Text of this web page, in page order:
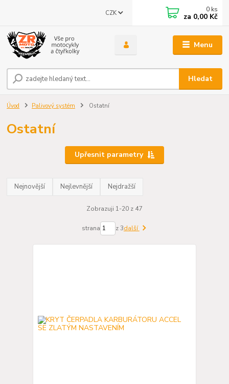
Menu
CZK
Hledat
0 ks
za 0,00 Kč
Úvod Palivový systém Ostatní
Ostatní
Upřesnit parametry
Nejnovější Nejlevnější Nejdražší
Zobrazuji 1-20 z 47
strana z 3další